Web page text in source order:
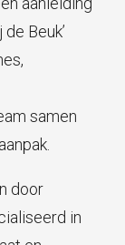
Beuk’
samen
door
in